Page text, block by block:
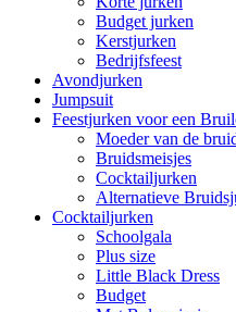
Budget jurken
Kerstjurken
Bedrijfsfeest
Avondjurken
Jumpsuit
Feestjurken voor een
Moeder van de
Bruidsmeisjes
Cocktailjurken
Alternatieve
Cocktailjurken
Schoolgala
Plus size
Little Black Dress
Budget